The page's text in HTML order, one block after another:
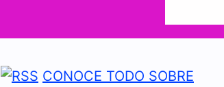
CONOCE TODO SOBRE